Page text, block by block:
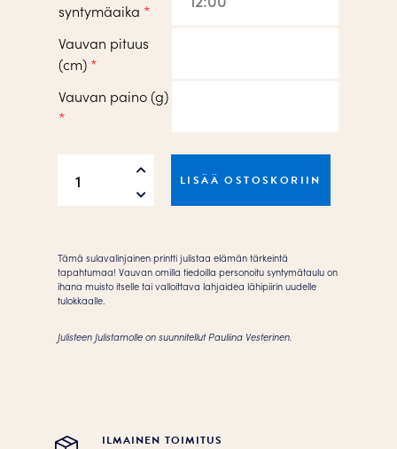
syntymäaika *
Vauvan pituus
(cm) *
Vauvan paino (g)
*
pikkuinen
määrä
LISÄÄ OSTOSKORIIN
Tämä sulavalinjainen printti julistaa elämän tärkeintä
tapahtumaa! Vauvan omilla tiedoilla personoitu syntymätaulu on
ihana muisto itselle tai valloittava lahjaidea lähipiirin uudelle
tulokkaalle.
Julisteen Julistamolle on suunnitellut Pauliina Vesterinen.
ILMAINEN TOIMITUS